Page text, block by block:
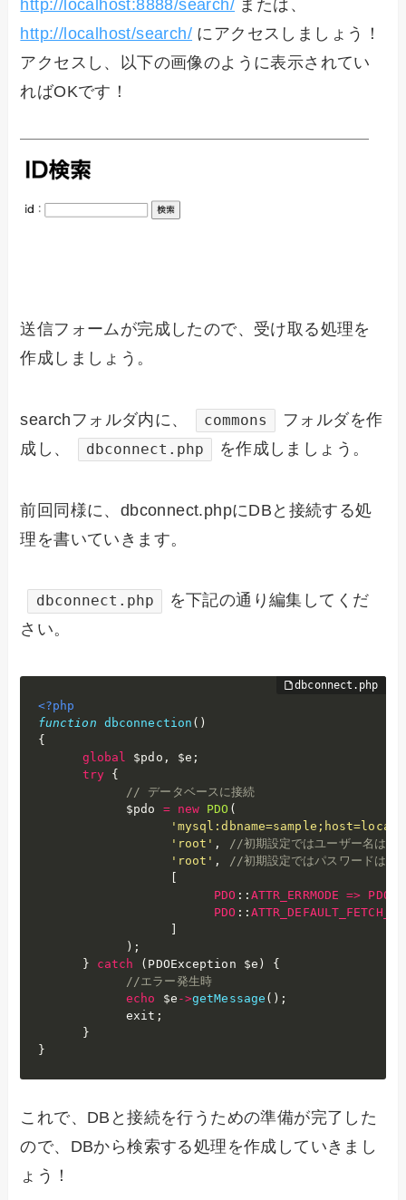
http://localhost:8888/search/ または、
http://localhost/search/ にアクセスしましょう！
アクセスし、以下の画像のように表示されてい
ればOKです！
送信フォームが完成したので、受け取る処理を
作成しましょう。
searchフォルダ内に、 commons
フォルダを作
成し、
dbconnect.php を作成しましょう。
前回同様に、dbconnect.phpにDBと接続する処
理を書いていきます。
dbconnect.php
を下記の通り編集してくだ
さい。
<?php
function dbconnection ( )
{
global
$pdo , $e ;
try
{
// データベースに接続
$pdo
= new PDO (
'root' ,
//初期設定ではユーザー名は「
'root' ,
//初期設定ではパスワードは
PDO : : ATTR_ERRMODE => PDO
PDO : :
) ;
}
catch ( PDOException $e )
{
//エラー発生時
echo
$e ->getMessage ( ) ;
            exit
;
}
}
これで、DBと接続を行うための準備が完了した
ので、DBから検索する処理を作成していきまし
ょう！